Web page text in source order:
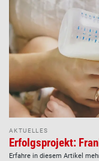
AKTUELLES
Erfolgsprojekt:
Erfahre in diesem Artikel